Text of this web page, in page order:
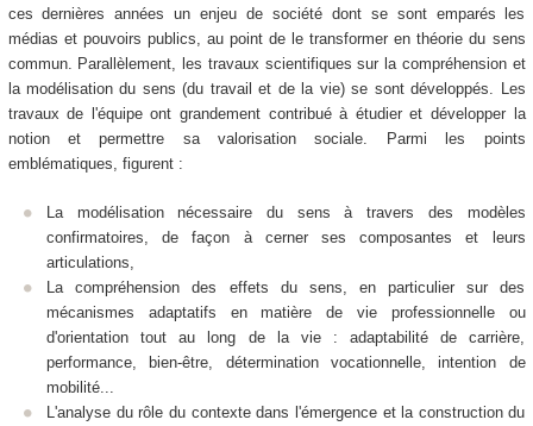
ces dernières années un enjeu de société dont se sont emparés les
médias et pouvoirs publics, au point de le transformer en théorie du sens
commun. Parallèlement, les travaux scientifiques sur la compréhension et
la modélisation du sens (du travail et de la vie) se sont développés. Les
travaux de l'équipe ont grandement contribué à étudier et développer la
notion et permettre sa valorisation sociale. Parmi les points
emblématiques, figurent :
La modélisation nécessaire du sens à travers des modèles
confirmatoires, de façon à cerner ses composantes et leurs
articulations,
La compréhension des effets du sens, en particulier sur des
mécanismes adaptatifs en matière de vie professionnelle ou
d'orientation tout au long de la vie : adaptabilité de carrière,
performance, bien-être, détermination vocationnelle, intention de
mobilité...
L'analyse du rôle du contexte dans l'émergence et la construction du